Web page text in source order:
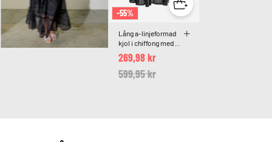
-55%
Lång a-linjeformad
kjol i chiffong med
prickar
Price reduced from
599,95 kr
269,98 kr